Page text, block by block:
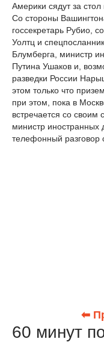
Америки сядут за
Со стороны
госсекретарь Рубио,
Уолтц и
Блумберга, министр
Путина Ушаков и,
разведки России
этом только что
при этом, пока в
встречается со
министр иностранных
телефонный разговор
⬅
60 минут